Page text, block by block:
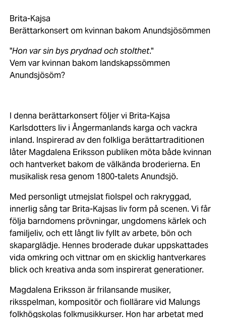
Brita-Kajsa
Berättarkonsert om kvinnan bakom Anundsjösömmen
"Hon var sin bys prydnad och stolthet."
Vem var kvinnan bakom landskapssömmen
Anundsjösöm?
I denna berättarkonsert följer vi Brita-Kajsa
Karlsdotters liv i Ångermanlands karga och vackra
inland. Inspirerad av den folkliga berättartraditionen
låter Magdalena Eriksson publiken möta både kvinnan
och hantverket bakom de välkända broderierna. En
musikalisk resa genom 1800-talets Anundsjö.
Med personligt utmejslat fiolspel och rakryggad,
innerlig sång tar Brita-Kajsas liv form på scenen. Vi får
följa barndomens prövningar, ungdomens kärlek och
familjeliv, och ett långt liv fyllt av arbete, bön och
skaparglädje. Hennes broderade dukar uppskattades
vida omkring och vittnar om en skicklig hantverkares
blick och kreativa anda som inspirerat generationer.
Magdalena Eriksson är frilansande musiker,
riksspelman, kompositör och fiollärare vid Malungs
folkhögskolas folkmusikkurser. Hon har arbetat med